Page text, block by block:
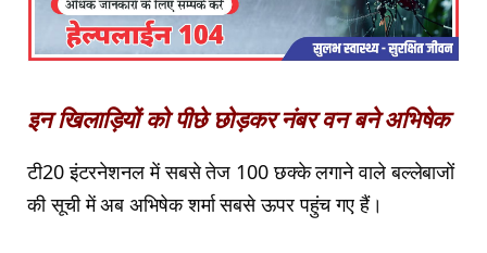
इन खिलाड़ियों को पीछे छोड़कर नंबर वन बने अभिषेक
टी20 इंटरनेशनल में सबसे तेज 100 छक्के लगाने वाले बल्लेबाजों
की सूची में अब अभिषेक शर्मा सबसे ऊपर पहुंच गए हैं।